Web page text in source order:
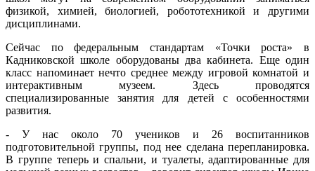
физикой, химией, биологией, робототехникой и другими
дисциплинами.
Сейчас по федеральным стандартам «Точки роста» в
Кадниковской школе оборудованы два кабинета. Еще один
класс напоминает нечто среднее между игровой комнатой и
интерактивным музеем. Здесь проводятся
специализированные занятия для детей с особенностями
развития.
- У нас около 70 учеников и 26 воспитанников
подготовительной группы, под нее сделана перепланировка.
В группе теперь и спальни, и туалеты, адаптированные для